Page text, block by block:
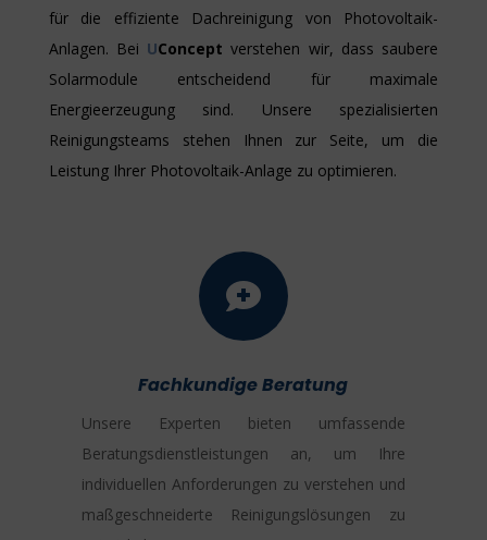
für die effiziente Dachreinigung von Photovoltaik-
Anlagen. Bei UConcept verstehen wir, dass saubere
Solarmodule entscheidend für maximale
Energieerzeugung sind. Unsere spezialisierten
Reinigungsteams stehen Ihnen zur Seite, um die
Leistung Ihrer Photovoltaik-Anlage zu optimieren.

Fachkundige Beratung
Unsere Experten bieten umfassende
Beratungsdienstleistungen an, um Ihre
individuellen Anforderungen zu verstehen und
maßgeschneiderte Reinigungslösungen zu